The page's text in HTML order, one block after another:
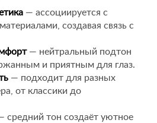
— ассоциируется с
создавая связь с
— нейтральный подтон
и приятным для глаз.
— подходит для разных
от классики до
средний тон создаёт уютное